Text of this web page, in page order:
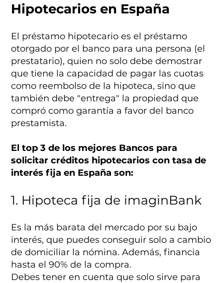
Hipotecarios en España
El préstamo hipotecario es el préstamo
otorgado por el banco para una persona (el
prestatario), quien no solo debe demostrar
que tiene la capacidad de pagar las cuotas
como reembolso de la hipoteca, sino que
también debe "entrega" la propiedad que
compró como garantía a favor del banco
prestamista.
El top 3 de los mejores Bancos para
solicitar créditos hipotecarios con tasa de
interés fija en España son:
1. Hipoteca fija de imaginBank
Es la más barata del mercado por su bajo
interés, que puedes conseguir solo a cambio
de domiciliar la nómina. Además, financia
hasta el 90% de la compra.
Debes tener en cuenta que solo sirve para